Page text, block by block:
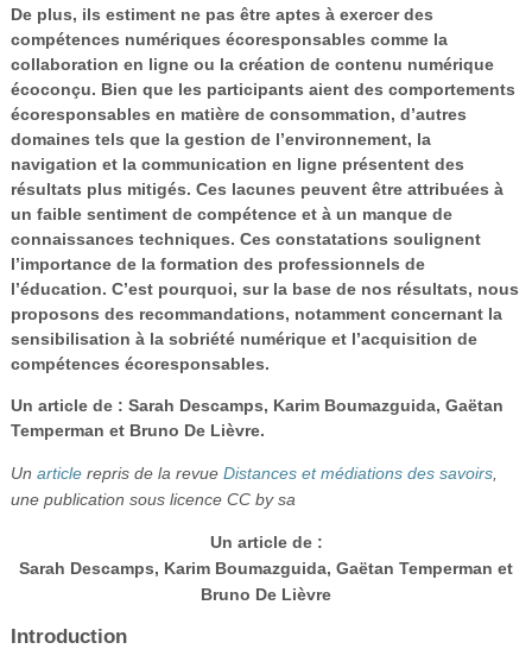
De plus, ils estiment ne pas être aptes à exercer des
compétences numériques écoresponsables comme la
collaboration en ligne ou la création de contenu numérique
écoconçu. Bien que les participants aient des comportements
écoresponsables en matière de consommation, d’autres
domaines tels que la gestion de l’environnement, la
navigation et la communication en ligne présentent des
résultats plus mitigés. Ces lacunes peuvent être attribuées à
un faible sentiment de compétence et à un manque de
connaissances techniques. Ces constatations soulignent
l’importance de la formation des professionnels de
l’éducation. C’est pourquoi, sur la base de nos résultats, nous
proposons des recommandations, notamment concernant la
sensibilisation à la sobriété numérique et l’acquisition de
compétences écoresponsables.
Un article de : Sarah Descamps, Karim Boumazguida, Gaëtan
Temperman et Bruno De Lièvre.
Un articlerepris de la revue Distances et médiations des savoirs,
une publication sous licence CC by sa
Un article de :
Sarah Descamps, Karim Boumazguida, Gaëtan Temperman et
Bruno De Lièvre
Introduction